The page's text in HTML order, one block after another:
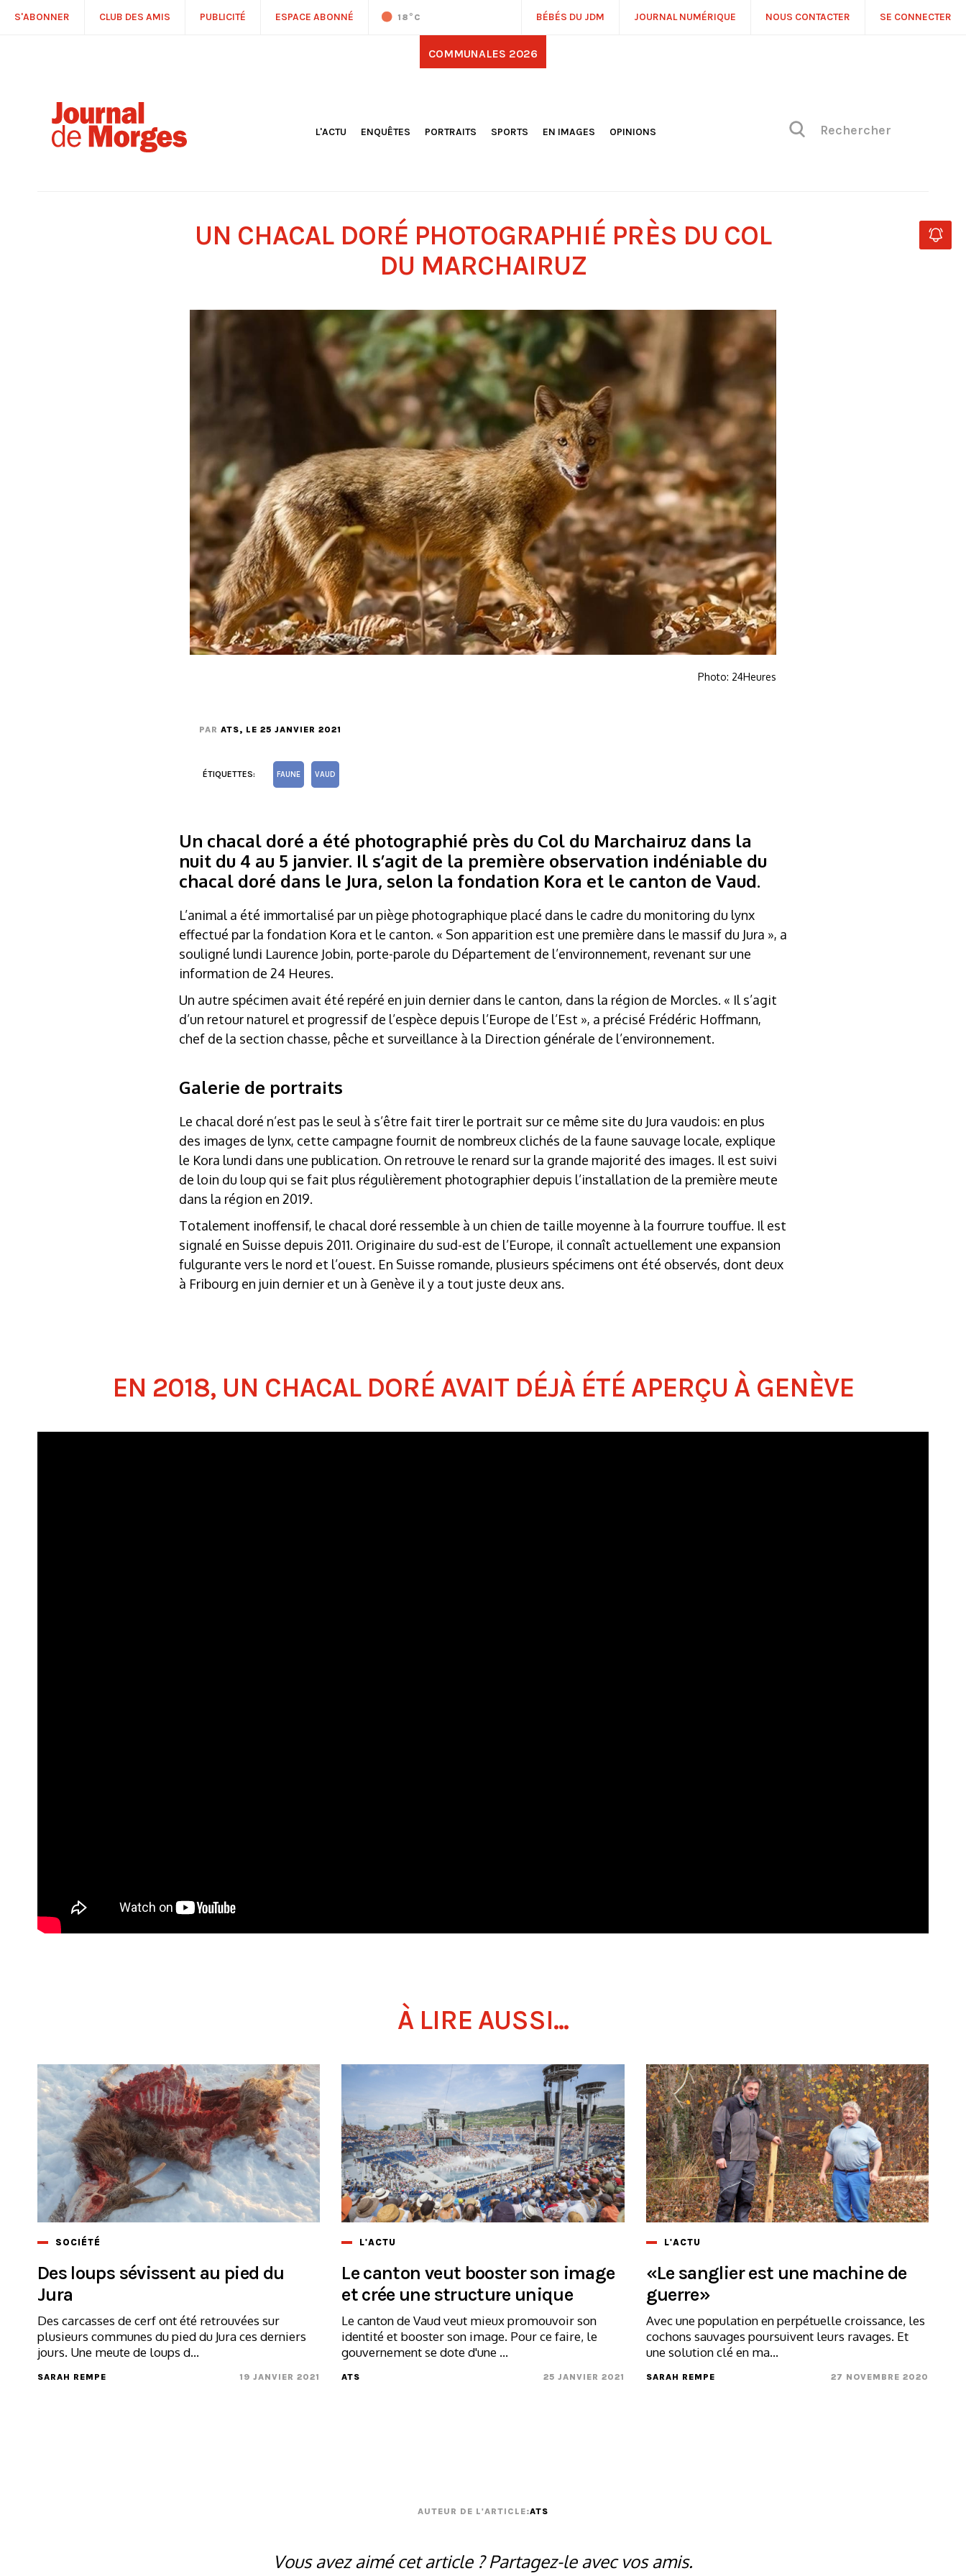
S'ABONNER CLUB DES AMIS PUBLICITÉ ESPACE ABONNÉ 18 °C BÉBÉS DU JDM JOURNAL NUMÉRIQUE NOUS CONTACTER SE CONNECTER
COMMUNALES 2026
L'ACTU
CULTURE
PLANÈTE
ENQUÊTES PORTRAITS
SPORTS
EN IMAGES
OPINIONS
UN CHACAL DORÉ PHOTOGRAPHIÉ PRÈS DU COL
DU MARCHAIRUZ
Photo: 24Heures
PAR ATS, LE 25 JANVIER 2021
ÉTIQUETTES: FAUNE VAUD
Un chacal doré a été photographié près du Col du Marchairuz dans la
nuit du 4 au 5 janvier. Il s’agit de la première observation indéniable du
chacal doré dans le Jura, selon la fondation Kora et le canton de Vaud.
L’animal a été immortalisé par un piège photographique placé dans le cadre du monitoring du lynx
effectué par la fondation Kora et le canton. « Son apparition est une première dans le massif du Jura », a
souligné lundi Laurence Jobin, porte-parole du Département de l’environnement, revenant sur une
information de 24 Heures.
Un autre spécimen avait été repéré en juin dernier dans le canton, dans la région de Morcles. « Il s’agit
d’un retour naturel et progressif de l’espèce depuis l’Europe de l’Est », a précisé Frédéric Hoffmann,
chef de la section chasse, pêche et surveillance à la Direction générale de l’environnement.
Galerie de portraits
Le chacal doré n’est pas le seul à s’être fait tirer le portrait sur ce même site du Jura vaudois: en plus
des images de lynx, cette campagne fournit de nombreux clichés de la faune sauvage locale, explique
le Kora lundi dans une publication. On retrouve le renard sur la grande majorité des images. Il est suivi
de loin du loup qui se fait plus régulièrement photographier depuis l’installation de la première meute
dans la région en 2019.
Totalement inoffensif, le chacal doré ressemble à un chien de taille moyenne à la fourrure touffue. Il est
signalé en Suisse depuis 2011. Originaire du sud-est de l’Europe, il connaît actuellement une expansion
fulgurante vers le nord et l’ouest. En Suisse romande, plusieurs spécimens ont été observés, dont deux
à Fribourg en juin dernier et un à Genève il y a tout juste deux ans.
EN 2018, UN CHACAL DORÉ AVAIT DÉJÀ ÉTÉ APERÇU À GENÈVE
À LIRE AUSSI...
SOCIÉTÉ
Des loups sévissent au pied du
Jura
Des carcasses de cerf ont été retrouvées sur
plusieurs communes du pied du Jura ces derniers
jours. Une meute de loups d...
SARAH REMPE 19 JANVIER 2021
L'ACTU
Le canton veut booster son image
et crée une structure unique
Le canton de Vaud veut mieux promouvoir son
identité et booster son image. Pour ce faire, le
gouvernement se dote d'une ...
ATS 25 JANVIER 2021
L'ACTU
«Le sanglier est une machine de
guerre»
Avec une population en perpétuelle croissance, les
cochons sauvages poursuivent leurs ravages. Et
une solution clé en ma...
SARAH REMPE 27 NOVEMBRE 2020
AUTEUR DE L'ARTICLE:ATS
Vous avez aimé cet article ? Partagez-le avec vos amis.